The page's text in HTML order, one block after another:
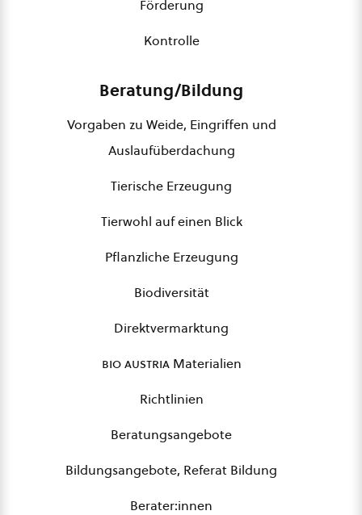
Förderung
Kontrolle
Beratung/Bildung
Vorgaben zu Weide, Eingriffen und
Auslaufüberdachung
Tierische Erzeugung
Tierwohl auf einen Blick
Pflanzliche Erzeugung
Biodiversität
Direktvermarktung
bio austriaMaterialien
Richtlinien
Beratungsangebote
Bildungsangebote, Referat Bildung
Berater:innen